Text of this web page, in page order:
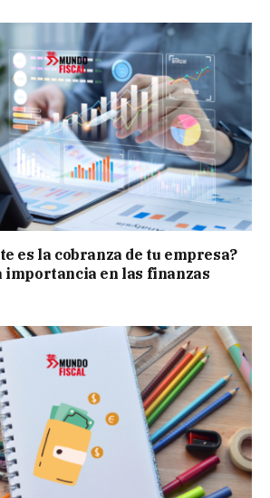
es la cobranza de tu empresa?
importancia en las finanzas